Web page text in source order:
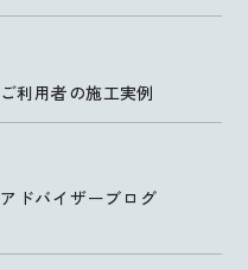
ご利用者の施工実例
アドバイザーブログ